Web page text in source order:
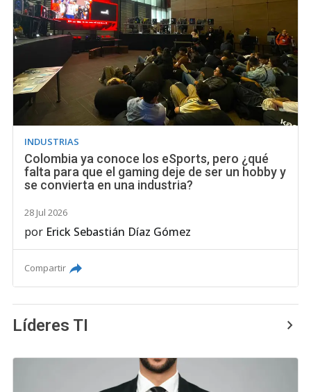
INDUSTRIAS
Colombia ya conoce los eSports, pero ¿qué
falta para que el gaming deje de ser un hobby y
se convierta en una industria?
28 Jul 2026
por Erick Sebastián Díaz Gómez
Compartir
Líderes TI